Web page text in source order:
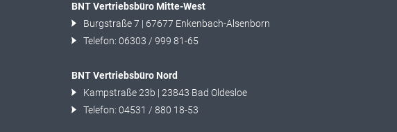
BNT Vertriebsbüro Mitte-West
Burgstraße 7 | 67677 Enkenbach-Alsenborn
Telefon: 06303 / 999 81-65
BNT Vertriebsbüro Nord
Kampstraße 23b | 23843 Bad Oldesloe
Telefon: 04531 / 880 18-53